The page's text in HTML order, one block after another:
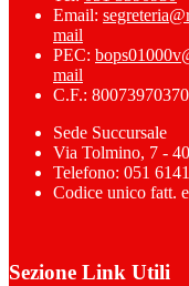
Email:
mail
PEC:
mail
C.F.: 80073970370
Sede Succursale
Via Tolmino, 7 -
Telefono: 051
Codice unico fatt.
Sezione Link Utili